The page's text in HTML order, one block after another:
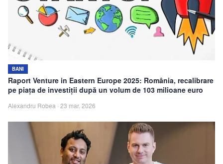
BANI
Raport Venture in Eastern Europe 2025: România, recalibrare
pe piața de investiții după un volum de 103 milioane euro
Alexandru Robea · 23 mar. 2026